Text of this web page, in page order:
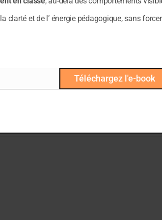
clarté et de l’ énergie pédagogique, sans
Téléchargez l'e-book